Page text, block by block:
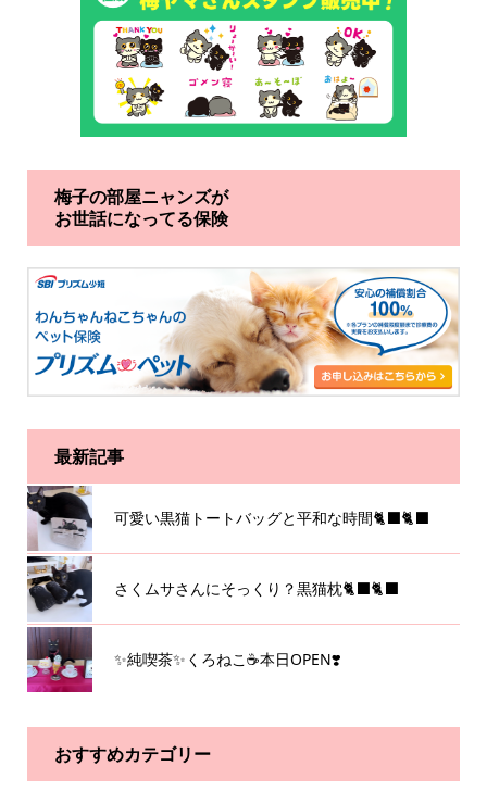
梅子の部屋ニャンズが
お世話になってる保険
最新記事
可愛い黒猫トートバッグと平和な時間🐈‍⬛🐈‍⬛
さくムサさんにそっくり？黒猫枕🐈‍⬛🐈‍⬛
✨純喫茶✨くろねこ☕️本日OPEN❣️
おすすめカテゴリー